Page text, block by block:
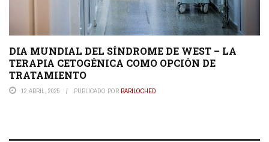
DIA MUNDIAL DEL SÍNDROME DE WEST – LA
TERAPIA CETOGÉNICA COMO OPCIÓN DE
TRATAMIENTO
12 ABRIL, 2025 PUBLICADO POR BARILOCHED